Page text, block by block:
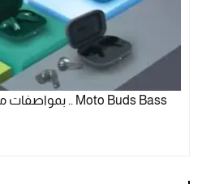
Moto Buds Bass .. بمواصفات مذهلة وقدرة شحن جبارة